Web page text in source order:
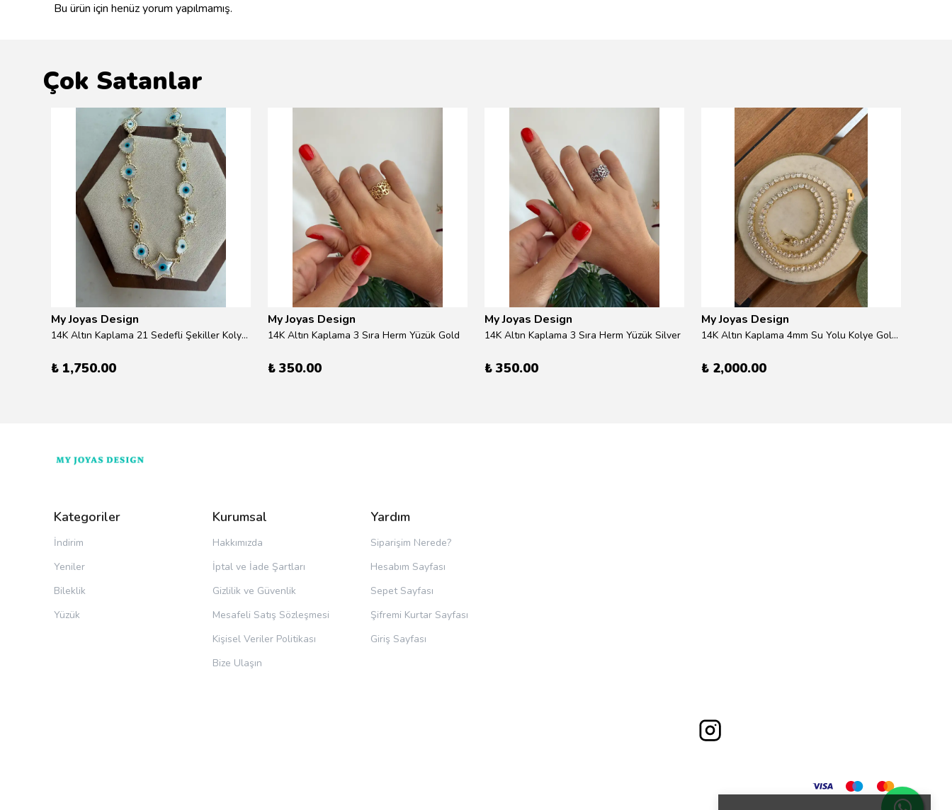
Bu ürün için henüz yorum yapılmamış.
Çok Satanlar
My Joyas Design
14K Altın Kaplama 21 Sedefli Şekiller Kolye 46cm
₺ 1,750.00
My Joyas Design
14K Altın Kaplama 3 Sıra Herm Yüzük Gold
₺ 350.00
My Joyas Design
14K Altın Kaplama 3 Sıra Herm Yüzük Silver
₺ 350.00
My Joyas Design
14K Altın Kaplama 4mm Su Yolu Kolye Gold 41cm
₺ 2,000.00
Kategoriler
İndirim
Yeniler
Bileklik
Yüzük
Kurumsal
Hakkımızda
İptal ve İade Şartları
Gizlilik ve Güvenlik
Mesafeli Satış Sözleşmesi
Kişisel Veriler Politikası
Bize Ulaşın
Yardım
Siparişim Nerede?
Hesabım Sayfası
Sepet Sayfası
Şifremi Kurtar Sayfası
Giriş Sayfası